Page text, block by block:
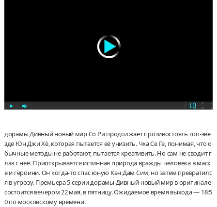
дорамы Дивный новый мир Со Ри продолжает противостоять топ-зве
зде Юн Джи Хё, которая пытается её унизить. Чха Се Ге, понимая, что о
бычные методы не работают, пытается креативить. Но сам не сводит г
лаз с неё. Приоткрывается истинная природа вражды человека в маск
е и героини. Он когда-то спас юную Кан Дам Сим, но затем превратилс
я в угрозу. Премьера 5 серии дорамы Дивный новый мир в оригинале
состоится вечером 22 мая, в пятницу. Ожидаемое время выхода — 18:5
0 по московскому времени.